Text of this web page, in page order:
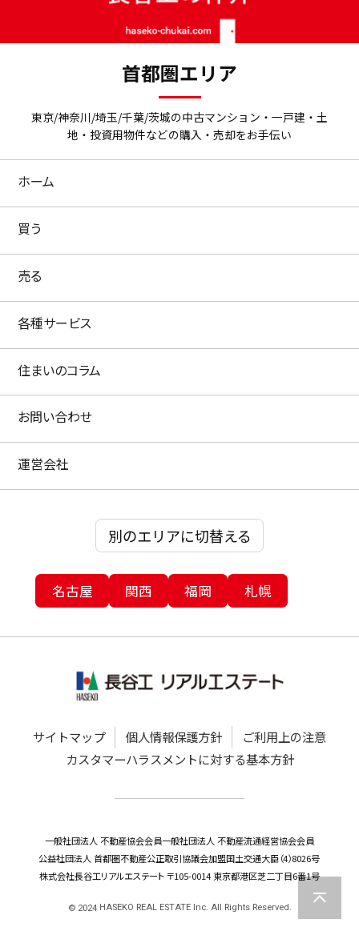
首都圏エリア
東京/神奈川/埼玉/千葉/茨城の中古マンション・一戸建・土
地・投資用物件などの購入・売却をお手伝い
ホーム
買う
売る
各種サービス
住まいのコラム
お問い合わせ
運営会社
別のエリアに切替える
名古屋 関西 福岡 札幌
サイトマップ 個人情報保護方針
ご利用上の注意
カスタマーハラスメントに対する基本方針
一般社団法人 不動産協会会員一般社団法人 不動産流通経営協会会員
公益社団法人 首都圏不動産公正取引協議会加盟国土交通大臣（4）8026号
株式会社長谷工リアルエステート 〒105-0014 東京都港区芝二丁目6番1号
© 2024HASEKO REAL ESTATE Inc. All Rights Reserved.